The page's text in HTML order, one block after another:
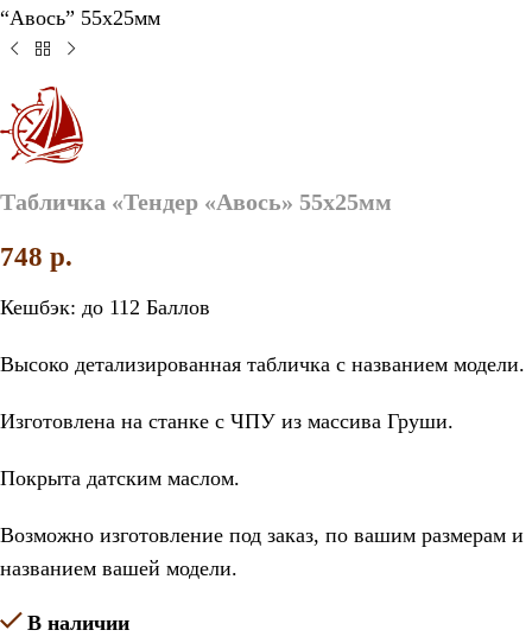
“Авось” 55х25мм
Табличка «Тендер «Авось» 55х25мм
748 p.
Кешбэк: до 112 Баллов
Высоко детализированная табличка с названием модели.
Изготовлена на станке с ЧПУ из массива Груши.
Покрыта датским маслом.
Возможно изготовление под заказ, по вашим размерам и
названием вашей модели.
В наличии